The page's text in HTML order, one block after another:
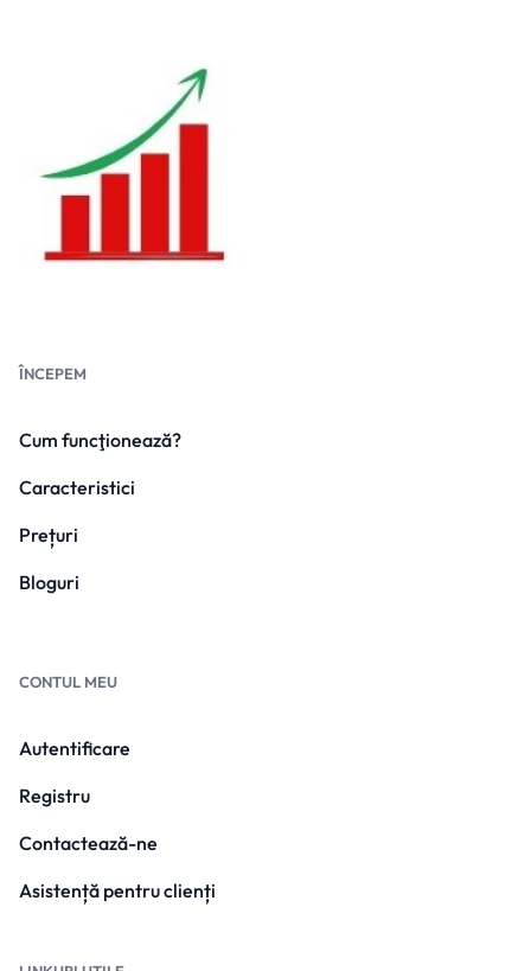
ÎNCEPEM
Cum funcţionează?
Caracteristici
Prețuri
Bloguri
CONTUL MEU
Autentificare
Registru
Contactează-ne
Asistență pentru clienți